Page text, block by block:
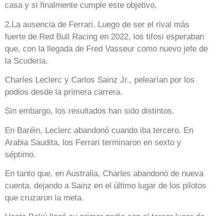
casa y si finalmente cumple este objetivo.
2.La ausencia de Ferrari. Luego de ser el rival más
fuerte de Red Bull Racing en 2022, los tifosi esperaban
que, con la llegada de Fred Vasseur como nuevo jefe de
la Scuderia.
Charles Leclerc y Carlos Sainz Jr., pelearían por los
podios desde la primera carrera.
Sin embargo, los resultados han sido distintos.
En Baréin, Leclerc abandonó cuando iba tercero. En
Arabia Saudita, los Ferrari terminaron en sexto y
séptimo.
En tanto que, en Australia, Charles abandonó de nueva
cuenta, dejando a Sainz en el último lugar de los pilotos
que cruzaron la meta.